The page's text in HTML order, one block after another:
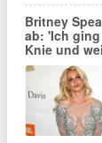
Britney
ab: 'Ich
Knie und